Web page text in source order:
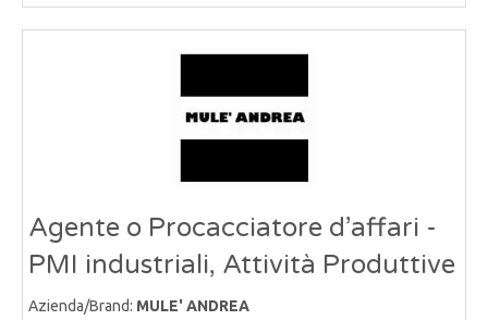
Agente o Procacciatore d’affari -
PMI industriali, Attività Produttive
Azienda/Brand: MULE' ANDREA